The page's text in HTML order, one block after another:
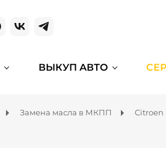
ВЫКУП АВТО
Замена масла в МКПП Citroen